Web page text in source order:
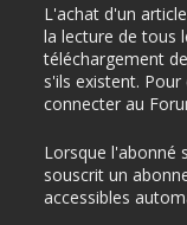
L'achat d'un
la lecture de tous
téléchargement
s'ils existent.
connecter au
Lorsque l'abonné
souscrit un
accessibles